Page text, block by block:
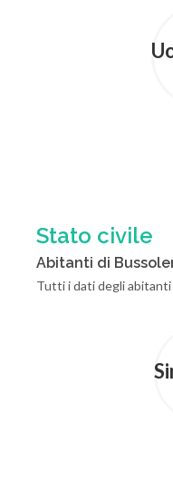
Stato civile
Abitanti di
Tutti i dati degli abitanti